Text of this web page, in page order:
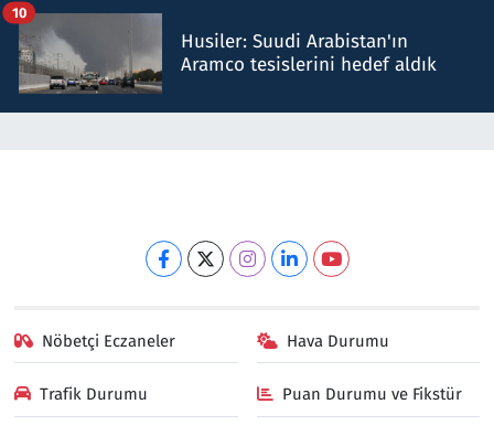
Husiler: Suudi Arabistan'ın
Aramco tesislerini hedef aldık
10
Nöbetçi Eczaneler Hava Durumu
Trafik Durumu Puan Durumu ve Fikstür